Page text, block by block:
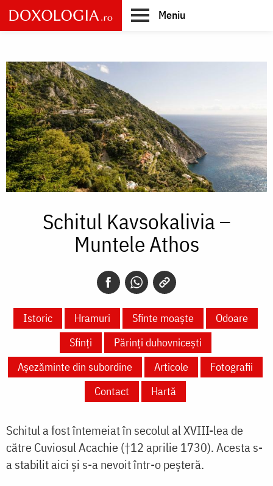
Skip
to
main
Meniu
Schitul Kavsokalivia –
Muntele Athos
Istoric Hramuri Sfinte moaște
Odoare
Sfinți
Părinți duhovnicești
Așezăminte din subordine
Articole
Fotografii
Contact
Hartă
Schitul a fost întemeiat în secolul al XVIII-lea de
către Cuviosul Acachie (†12 aprilie 1730). Acesta s-
a stabilit aici şi s-a nevoit într-o peşteră.